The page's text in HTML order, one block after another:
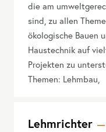
die am
sind, zu allen
ökologische Bauen
Haustechnik auf
Projekten zu
Themen: Lehmbau,
Lehmrichter